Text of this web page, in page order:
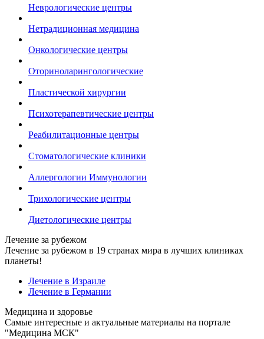
Неврологические центры
Нетрадиционная медицина
Онкологические центры
Оториноларингологические
Пластической хирургии
Психотерапевтические центры
Реабилитационные центры
Стоматологические клиники
Аллергологии Иммунологии
Трихологические центры
Диетологические центры
Лечение за рубежом
Лечение за рубежом в 19 странах мира в лучших клиниках
планеты!
Лечение в Израиле
Лечение в Германии
Медицина и здоровье
Самые интересные и актуальные материалы на портале
"Медицина МСК"